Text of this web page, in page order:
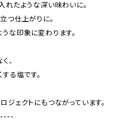
れたような深い味わいに。
つ仕上がりに。
な印象に変わります。
、
る塩です。
ジェクトにもつながっています。